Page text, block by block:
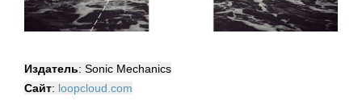
Издатель: Sonic Mechanics
Сайт: loopcloud.com